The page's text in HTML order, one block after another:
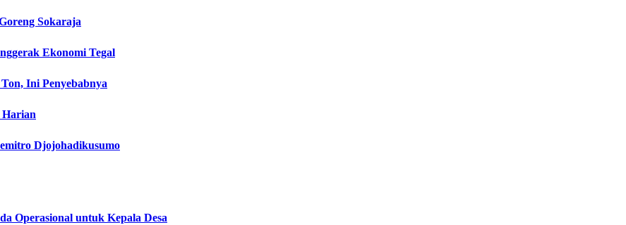
Sokaraja
Ekonomi Tegal
Ini Penyebabnya
Harian
Djojohadikusumo
Operasional untuk Kepala Desa